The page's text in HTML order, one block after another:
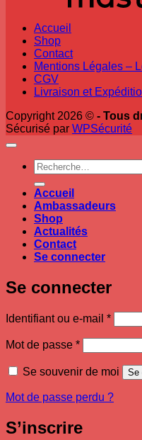
Accueil
Shop
Contact
Mentions Légales –
CGV
Livraison et
Copyright 2026 © - Tous
Sécurisé par WPSécurité
Recherche
pour :
Accueil
Ambassadeurs
Shop
Actualités
Contact
Se connecter
Se connecter
Identifiant ou e-mail *
Mot de passe *Obligatoire
Se souvenir de moi Se
Mot de passe perdu ?
S’inscrire